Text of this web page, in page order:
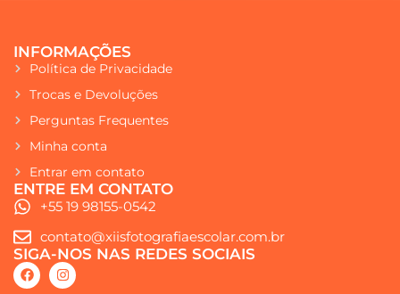
INFORMAÇÕES
Política de Privacidade
Trocas e Devoluções
Perguntas Frequentes
Minha conta
Entrar em contato
ENTRE EM CONTATO
+55 19 98155-0542
contato@xiisfotografiaescolar.com.br
SIGA-NOS NAS REDES SOCIAIS